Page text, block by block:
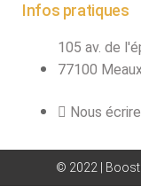
X
Infos pratiques
105 av. de
77100
Nous écrire
© 2022 |